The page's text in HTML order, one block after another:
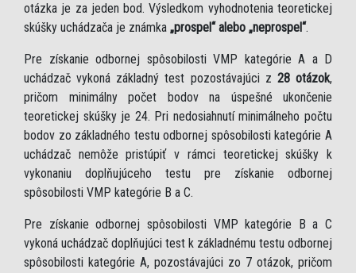
otázka je za jeden bod. Výsledkom vyhodnotenia teoretickej
skúšky uchádzača je známka „prospel“ alebo „neprospel“.
Pre získanie odbornej spôsobilosti VMP kategórie A a D
uchádzač vykoná základný test pozostávajúci z 28 otázok,
pričom minimálny počet bodov na úspešné ukončenie
teoretickej skúšky je 24. Pri nedosiahnutí minimálneho počtu
bodov zo základného testu odbornej spôsobilosti kategórie A
uchádzač nemôže pristúpiť v rámci teoretickej skúšky k
vykonaniu doplňujúceho testu pre získanie odbornej
spôsobilosti VMP kategórie B a C.
Pre získanie odbornej spôsobilosti VMP kategórie B a C
vykoná uchádzač doplňujúci test k základnému testu odbornej
spôsobilosti kategórie A, pozostávajúci zo 7 otázok, pričom